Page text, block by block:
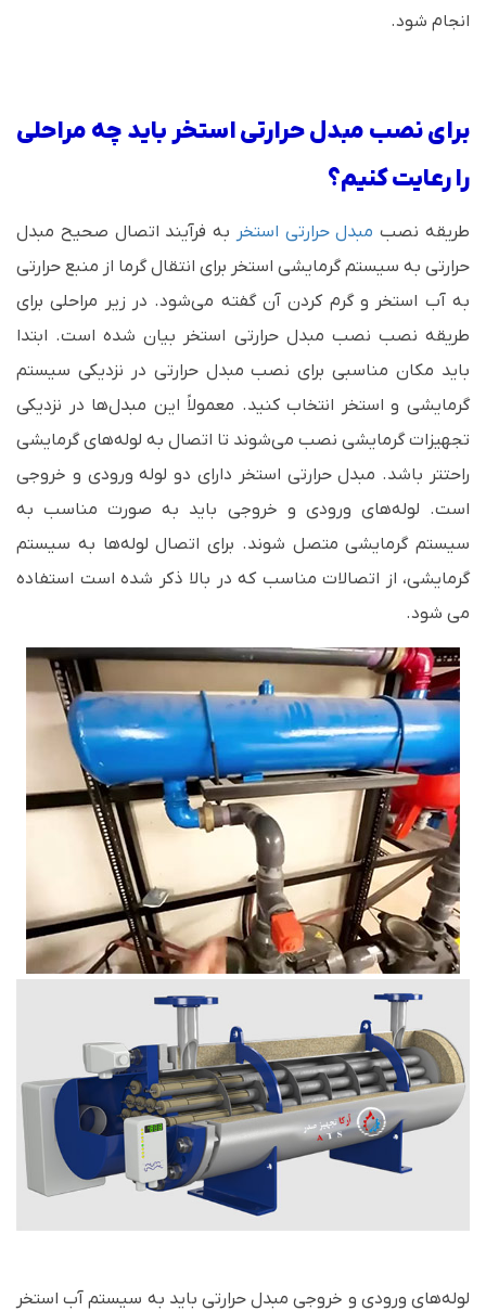
انجام شود.
برای نصب مبدل حرارتی استخر باید چه مراحلی
را رعایت کنیم؟
طریقه نصب مبدل حرارتی استخر به فرآیند اتصال صحیح مبدل
حرارتی به سیستم گرمایشی استخر برای انتقال گرما از منبع حرارتی
به آب استخر و گرم کردن آن گفته می‌شود. در زیر مراحلی برای
طریقه نصب نصب مبدل حرارتی استخر بیان شده است. ابتدا
باید مکان مناسبی برای نصب مبدل حرارتی در نزدیکی سیستم
گرمایشی و استخر انتخاب کنید. معمولاً این مبدل‌ها در نزدیکی
تجهیزات گرمایشی نصب می‌شوند تا اتصال به لوله‌های گرمایشی
راحتتر باشد. مبدل حرارتی استخر دارای دو لوله ورودی و خروجی
است. لوله‌های ورودی و خروجی باید به صورت مناسب به
سیستم گرمایشی متصل شوند. برای اتصال لوله‌ها به سیستم
گرمایشی، از اتصالات مناسب که در بالا ذکر شده است استفاده
می شود.
لوله‌های ورودی و خروجی مبدل حرارتی باید به سیستم آب استخر